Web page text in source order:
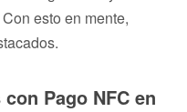
esto en mente,
Pago NFC en